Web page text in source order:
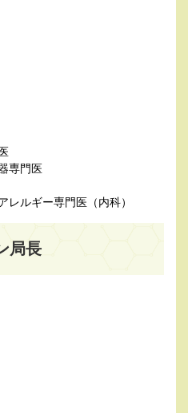
専門医
ルギー専門医（内科）
局長